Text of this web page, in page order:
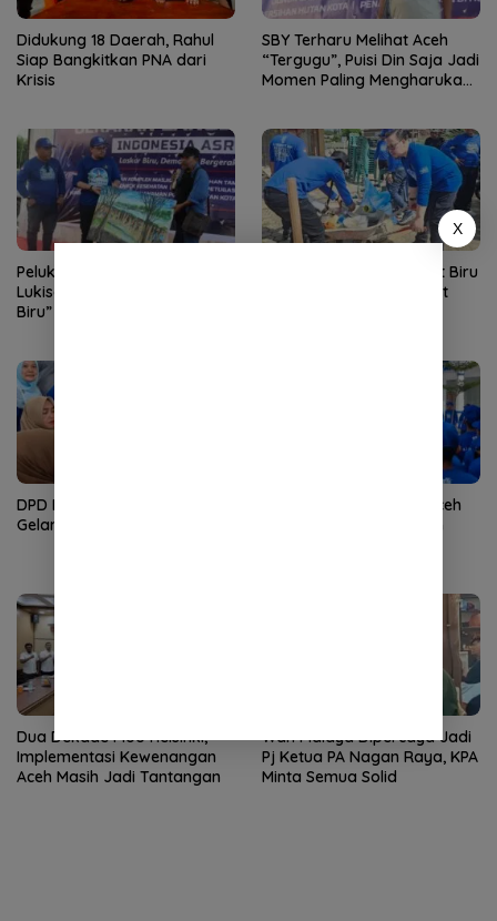
Didukung 18 Daerah, Rahul
Siap Bangkitkan PNA dari
Krisis
SBY Terharu Melihat Aceh
“Tergugu”, Puisi Din Saja Jadi
Momen Paling Mengharukan
Pelukis Salaudin Serahkan
Lukisan “Gerakan Langit
Biru” kepada Rian Syaf
Gerakan Nasional Langit Biru
Indonesia Asri, Demokrat
DPD Partai Demokrat Aceh
Gelar Donor Darah
DPD Partai Demokrat Aceh
Dua Dekade MoU Helsinki,
Implementasi Kewenangan
Aceh Masih Jadi Tantangan
Wan Malaya Dipercaya Jadi
Pj Ketua PA Nagan Raya, KPA
Minta Semua Solid
X